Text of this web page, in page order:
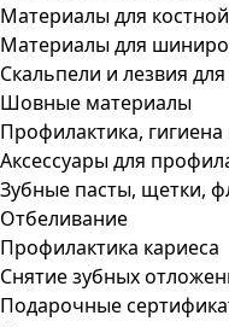
Материалы для
Материалы для
Скальпели и лезвия
Шовные материалы
Профилактика,
Аксессуары для
Зубные пасты, щетки,
Отбеливание
Профилактика кариеса
Снятие зубных
Подарочные